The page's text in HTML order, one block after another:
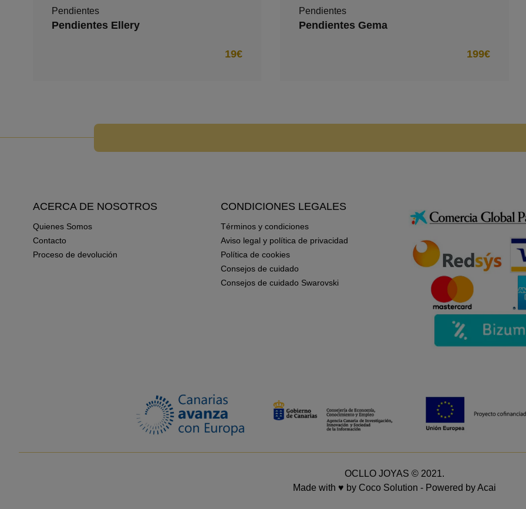
Pendientes
Pendientes Ellery
19€
Pendientes
Pendientes Gema
199€
ACERCA DE NOSOTROS
Quienes Somos
Contacto
Proceso de devolución
CONDICIONES LEGALES
Términos y condiciones
Aviso legal y política de privacidad
Política de cookies
Consejos de cuidado
Consejos de cuidado Swarovski
OCLLO JOYAS © 2021.
Made with ♥ by Coco Solution - Powered byAcai